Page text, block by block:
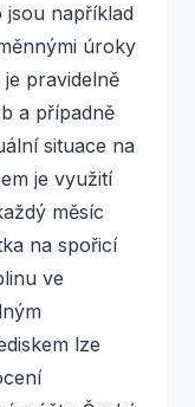
například
úroky
pravidelně
a případně
situace na
je využití
měsíc
na spořicí
ve
lze